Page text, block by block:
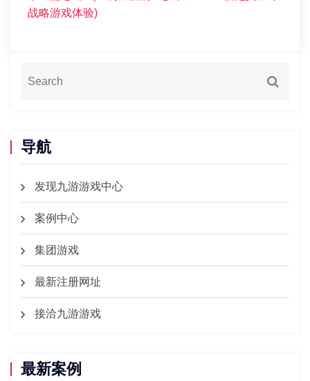
战略游戏体验)
导航
发现九游游戏中心
案例中心
集团游戏
最新注册网址
接洽九游游戏
最新案例